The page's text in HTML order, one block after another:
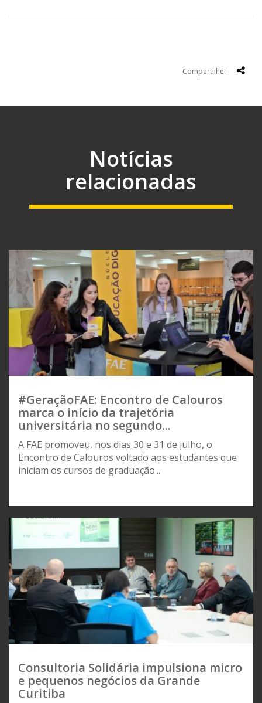
Compartilhe:
Notícias
relacionadas
#GeraçãoFAE: Encontro de Calouros
marca o início da trajetória
universitária no segundo...
A FAE promoveu, nos dias 30 e 31 de julho, o
Encontro de Calouros voltado aos estudantes que
iniciam os cursos de graduação...
Consultoria Solidária impulsiona micro
e pequenos negócios da Grande
Curitiba